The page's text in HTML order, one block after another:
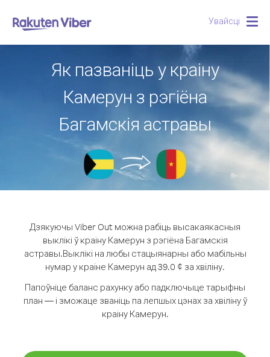
Увайсці
Як пазваніць у краіну
Камерун з рэгіёна
Багамскія астравы
Дзякуючы Viber Out можна рабіць высакаякасныя
выклікі ў краіну Камерун з рэгіёна Багамскія
астравы.Выклікі на любы стацыянарны або мабільны
нумар у краіне Камерун ад 39.0 ¢ за хвіліну.
Папоўніце баланс рахунку або падключыце тарыфны
план — і зможаце званіць па лепшых цэнах за хвіліну ў
краіну Камерун.